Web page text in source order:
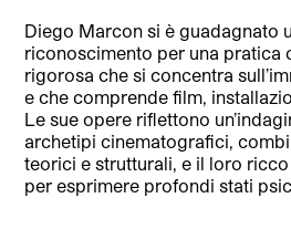
Diego Marcon si è guadagnato
riconoscimento per una pratica
rigorosa che si concentra
e che comprende film,
Le sue opere riflettono
archetipi cinematografici,
teorici e strutturali, e il loro
per esprimere profondi stati